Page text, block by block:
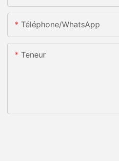
Téléphone/WhatsApp
Teneur